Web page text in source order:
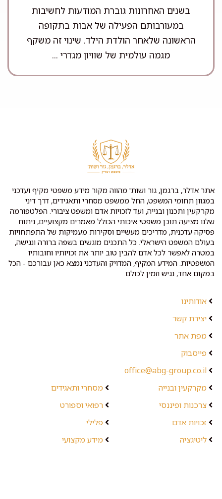
בשנים האחרונות גוברת המודעות לחשיבות
במעורבותם הפעילה של אבות בתקופה
הראשונה שלאחר הולדת הילד. שינוי זה משקף
מגמה עולמית של שוויון מגדרי ...
אתר אדלר, ברגמן, גור ושות' מהווה מקור מידע משפטי מקיף ועדכני
במגוון תחומי המשפט, החל ממשפט מסחרי ותאגידים, דרך דיני
מקרקעין ותכנון ובנייה, ועד לזכויות אדם ומשפט ציבורי. הפלטפורמה
שלנו מציעה תוכן משפטי איכותי הכולל מאמרים מקצועיים, ניתוח
פסיקה עדכנית, מדריכים מעשיים וסקירות מעמיקות של התפתחויות
בעולם המשפט הישראלי. כל התכנים מוגשים בשפה ברורה ונגישה,
במטרה לאפשר לכל אדם להבין טוב יותר את זכויותיו וחובותיו
המשפטיות. המידע המקיף, המדויק והעדכני נמצא כאן עבורכם - הכל
במקום אחד, נגיש וזמין לכולם.
אודותינו
יצירת קשר
מפת אתר
פייסבוק
office@abg-group.co.il
מקרקעין ובנייה
צרכנות ופיננסי
זכויות אדם
ליטיגציה
מסחרי ותאגידים
רפואי וספורט
פלילי
מידע מקצועי